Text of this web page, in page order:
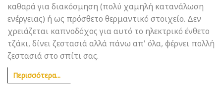
καθαρά για διακόσμηση (πολύ χαμηλή κατανάλωση
ενέργειας) ή ως πρόσθετο θερμαντικό στοιχείο. Δεν
χρειάζεται καπνοδόχος για αυτό το ηλεκτρικό ένθετο
τζάκι, δίνει ζεστασιά αλλά πάνω απ' όλα, φέρνει πολλή
ζεστασιά στο σπίτι σας.
Περισσότερα...